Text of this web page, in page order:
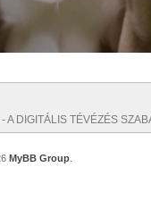
A DIGITÁLIS TÉVÉZÉS
MyBB Group